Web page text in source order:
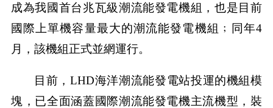
成為我國首台兆瓦級潮流能發電機組，也是目前
國際上單機容量最大的潮流能發電機組﹔同年4
月，該機組正式並網運行。
目前，LHD海洋潮流能發電站投運的機組模
塊，已全面涵蓋國際潮流能發電機主流機型，裝